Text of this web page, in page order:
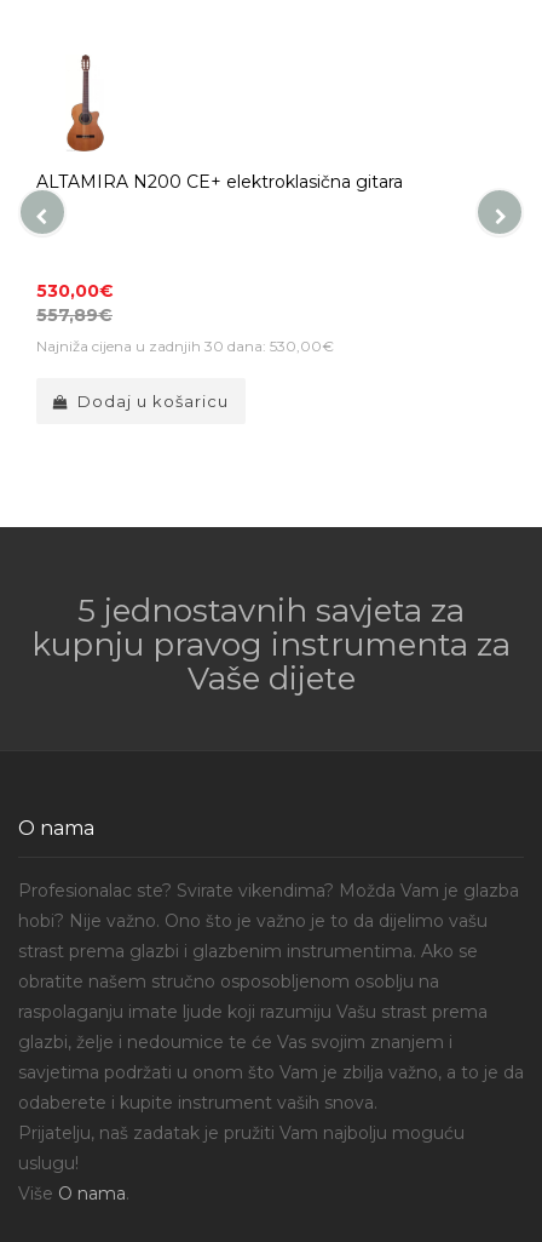
ALTAMIRA N200 CE+ elektroklasična gitara
530,00€
557,89€
Najniža cijena u zadnjih 30 dana: 530,00€
Dodaj u košaricu
5 jednostavnih savjeta za
kupnju pravog instrumenta za
Vaše dijete
O nama
Profesionalac ste? Svirate vikendima? Možda Vam je glazba
hobi? Nije važno. Ono što je važno je to da dijelimo vašu
strast prema glazbi i glazbenim instrumentima. Ako se
obratite našem stručno osposobljenom osoblju na
raspolaganju imate ljude koji razumiju Vašu strast prema
glazbi, želje i nedoumice te će Vas svojim znanjem i
savjetima podržati u onom što Vam je zbilja važno, a to je da
odaberete i kupite instrument vaših snova.
Prijatelju, naš zadatak je pružiti Vam najbolju moguću
uslugu!
Više O nama.